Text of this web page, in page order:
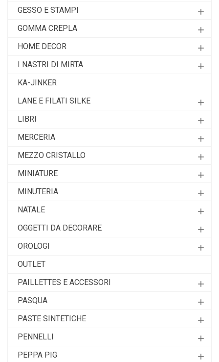
GESSO E STAMPI add
GOMMA CREPLA add
HOME DECOR add
I NASTRI DI MIRTA add
KA-JINKER
LANE E FILATI SILKE
add
LIBRI add
MERCERIA add
MEZZO CRISTALLO add
MINIATURE add
MINUTERIA add
NATALE add
OGGETTI DA DECORARE add
OROLOGI add
OUTLET
PAILLETTES E ACCESSORI
add
PASQUA add
PASTE SINTETICHE add
PENNELLI add
PEPPA PIG add